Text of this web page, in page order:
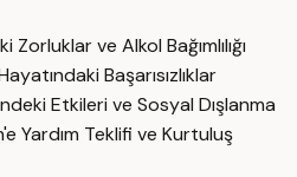
ve Alkol Bağımlılığı
Başarısızlıklar
Etkileri ve Sosyal Dışlanma
Yardım Teklifi ve Kurtuluş